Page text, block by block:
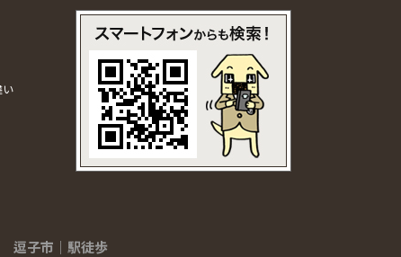
い
逗子市｜駅徒歩